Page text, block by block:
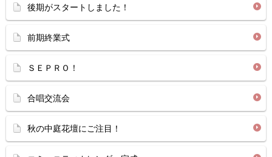
後期がスタートしました！
前期終業式
ＳＥＰＲＯ！
合唱交流会
秋の中庭花壇にご注目！